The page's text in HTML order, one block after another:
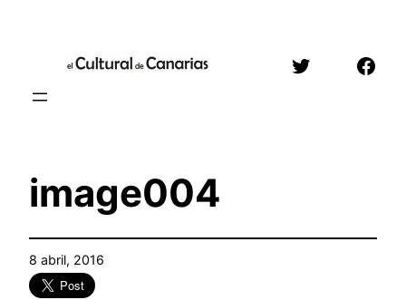
contenido
Twitter
image004
8 abril, 2016